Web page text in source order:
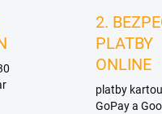
2.
PLATBY
ONLINE
platby
GoPay a